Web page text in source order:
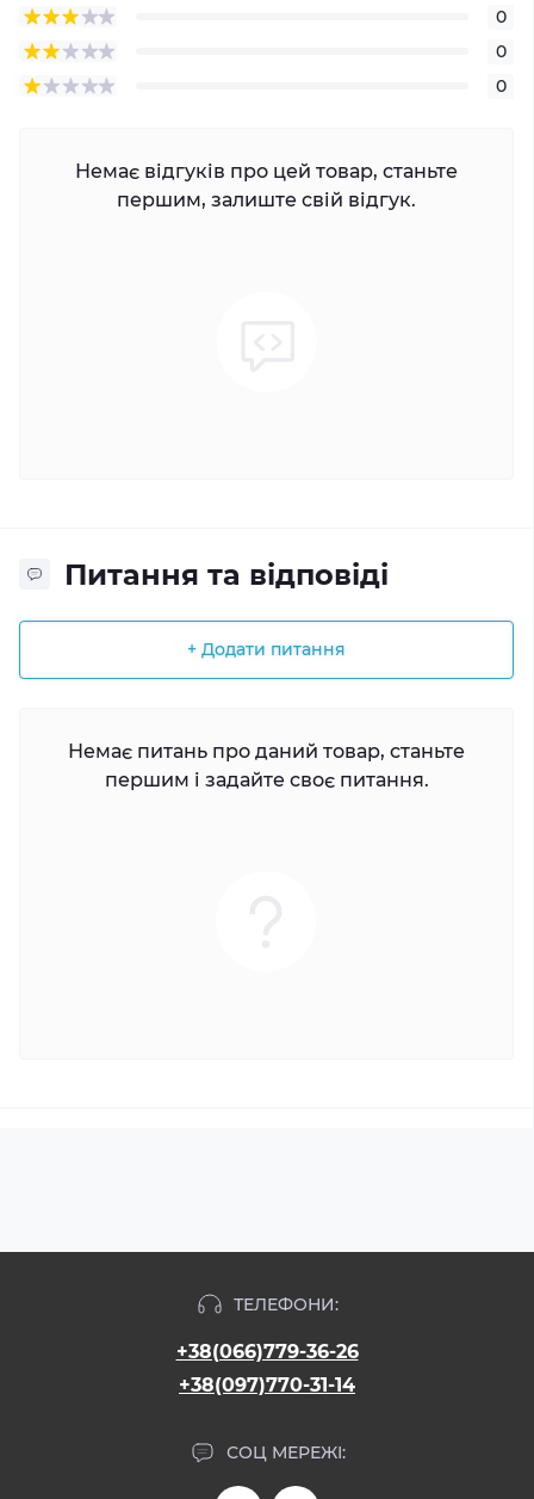
0
0
0
Немає відгуків про цей товар, станьте
першим, залиште свій відгук.
Питання та відповіді
+ Додати питання
Немає питань про даний товар, станьте
першим і задайте своє питання.
ТЕЛЕФОНИ:
+38(066)779-36-26
+38(097)770-31-14
СОЦ МЕРЕЖІ: